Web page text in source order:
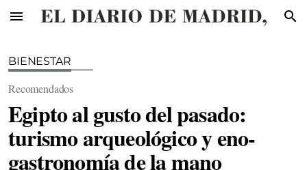
menu search
BIENESTAR
Recomendados
Egipto al gusto del pasado:
turismo arqueológico y eno-
gastronomía de la mano